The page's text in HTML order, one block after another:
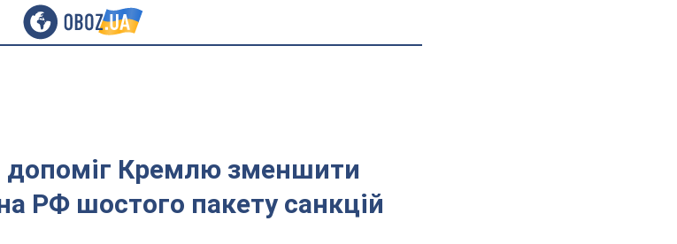
допоміг Кремлю зменшити
РФ шостого пакету санкцій